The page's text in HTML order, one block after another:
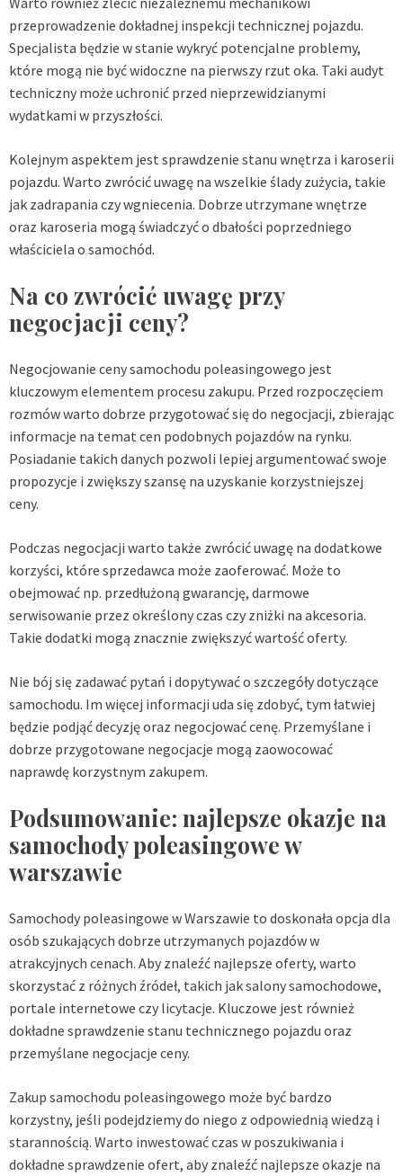
przeprowadzenie dokładnej inspekcji technicznej pojazdu.
Specjalista będzie w stanie wykryć potencjalne problemy,
które mogą nie być widoczne na pierwszy rzut oka. Taki audyt
techniczny może uchronić przed nieprzewidzianymi
wydatkami w przyszłości.
Kolejnym aspektem jest sprawdzenie stanu wnętrza i karoserii
pojazdu. Warto zwrócić uwagę na wszelkie ślady zużycia, takie
jak zadrapania czy wgniecenia. Dobrze utrzymane wnętrze
oraz karoseria mogą świadczyć o dbałości poprzedniego
właściciela o samochód.
Na co zwrócić uwagę przy
negocjacji ceny?
Negocjowanie ceny samochodu poleasingowego jest
kluczowym elementem procesu zakupu. Przed rozpoczęciem
rozmów warto dobrze przygotować się do negocjacji, zbierając
informacje na temat cen podobnych pojazdów na rynku.
Posiadanie takich danych pozwoli lepiej argumentować swoje
propozycje i zwiększy szansę na uzyskanie korzystniejszej
ceny.
Podczas negocjacji warto także zwrócić uwagę na dodatkowe
korzyści, które sprzedawca może zaoferować. Może to
obejmować np. przedłużoną gwarancję, darmowe
serwisowanie przez określony czas czy zniżki na akcesoria.
Takie dodatki mogą znacznie zwiększyć wartość oferty.
Nie bój się zadawać pytań i dopytywać o szczegóły dotyczące
samochodu. Im więcej informacji uda się zdobyć, tym łatwiej
będzie podjąć decyzję oraz negocjować cenę. Przemyślane i
dobrze przygotowane negocjacje mogą zaowocować
naprawdę korzystnym zakupem.
Podsumowanie: najlepsze okazje na
samochody poleasingowe w
warszawie
Samochody poleasingowe w Warszawie to doskonała opcja dla
osób szukających dobrze utrzymanych pojazdów w
atrakcyjnych cenach. Aby znaleźć najlepsze oferty, warto
skorzystać z różnych źródeł, takich jak salony samochodowe,
portale internetowe czy licytacje. Kluczowe jest również
dokładne sprawdzenie stanu technicznego pojazdu oraz
przemyślane negocjacje ceny.
Zakup samochodu poleasingowego może być bardzo
korzystny, jeśli podejdziemy do niego z odpowiednią wiedzą i
starannością. Warto inwestować czas w poszukiwania i
dokładne sprawdzenie ofert, aby znaleźć najlepsze okazje na